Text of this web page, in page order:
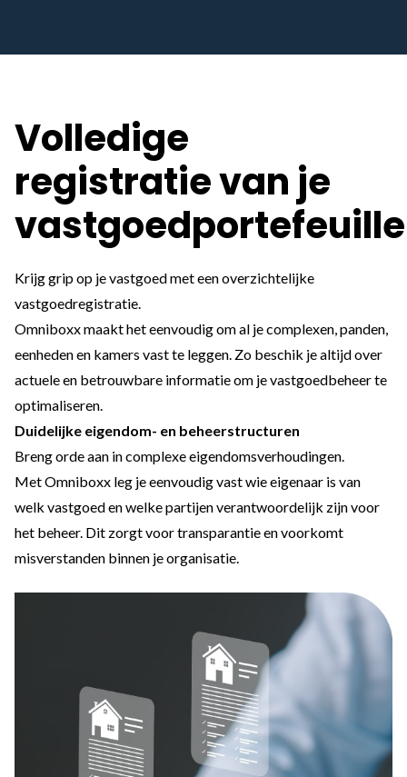
Volledige
registratie van je
vastgoedportefeuille
Krijg grip op je vastgoed met een overzichtelijke
vastgoedregistratie.
Omniboxx maakt het eenvoudig om al je complexen, panden,
eenheden en kamers vast te leggen. Zo beschik je altijd over
actuele en betrouwbare informatie om je vastgoedbeheer te
optimaliseren.
Duidelijke eigendom- en beheerstructuren
Breng orde aan in complexe eigendomsverhoudingen.
Met Omniboxx leg je eenvoudig vast wie eigenaar is van
welk vastgoed en welke partijen verantwoordelijk zijn voor
het beheer. Dit zorgt voor transparantie en voorkomt
misverstanden binnen je organisatie.